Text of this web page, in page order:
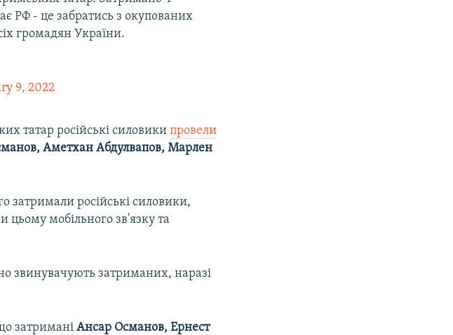
РФ - це забратись з окупованих
громадян України.
9, 2022
татар російські силовикипровели
Аметхан Абдулвапов, Марлен
затримали російські силовики,
цьому мобільного зв'язку та
звинувачують затриманих, наразі
затриманіАнсар Османов, Ернест